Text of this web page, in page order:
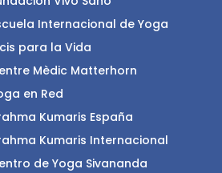
Internacional de Yoga
para la Vida
Mèdic Matterhorn
en Red
Kumaris España
Kumaris Internacional
de Yoga Sivananda